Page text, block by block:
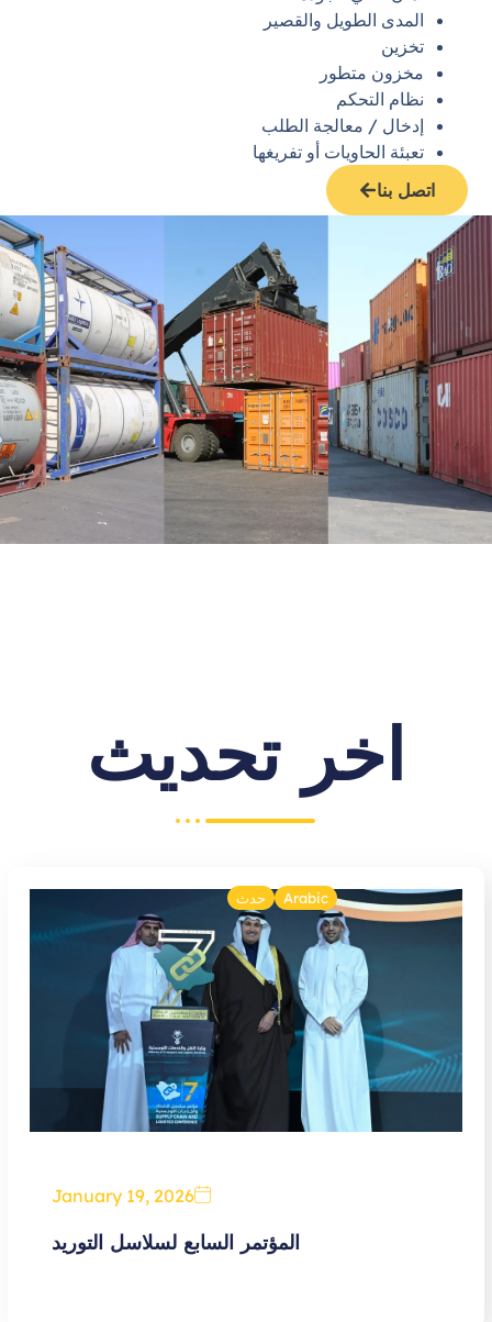
المدى الطويل والقصير
تخزين
مخزون متطور
نظام التحكم
إدخال / معالجة الطلب
تعبئة الحاويات أو تفريغها
اتصل بنا
اخر تحديث
Arabic حدث
January 19, 2026
المؤتمر السابع لسلاسل التوريد